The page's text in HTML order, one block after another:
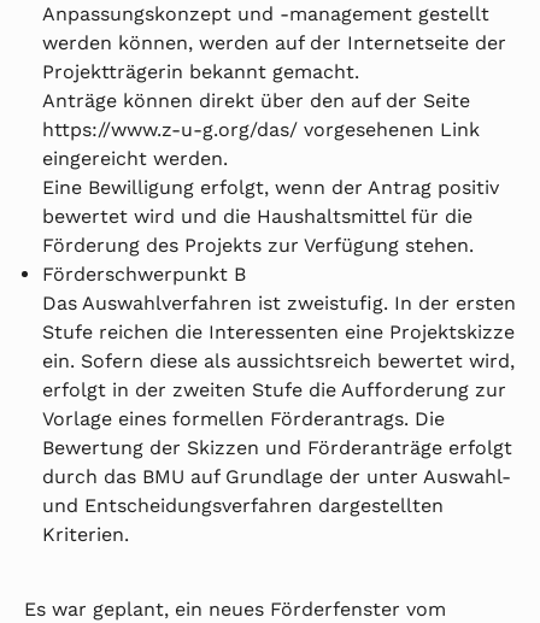
Anpassungskonzept und -management gestellt
werden können, werden auf der Internetseite der
Projektträgerin bekannt gemacht.
Anträge können direkt über den auf der Seite
https://www.z-u-g.org/das/ vorgesehenen Link
eingereicht werden.
Eine Bewilligung erfolgt, wenn der Antrag positiv
bewertet wird und die Haushaltsmittel für die
Förderung des Projekts zur Verfügung stehen.
Förderschwerpunkt B
Das Auswahlverfahren ist zweistufig. In der ersten
Stufe reichen die Interessenten eine Projektskizze
ein. Sofern diese als aussichtsreich bewertet wird,
erfolgt in der zweiten Stufe die Aufforderung zur
Vorlage eines formellen Förderantrags. Die
Bewertung der Skizzen und Förderanträge erfolgt
durch das BMU auf Grundlage der unter Auswahl-
und Entscheidungsverfahren dargestellten
Kriterien.
Es war geplant, ein neues Förderfenster vom